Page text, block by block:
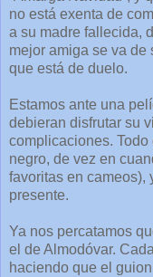
no está exenta de
a su madre fallecida,
mejor amiga se va de
que está de duelo.
Estamos ante una
debieran disfrutar su
complicaciones.
negro, de vez en
favoritas en cameos),
presente.
Ya nos percatamos
el de Almodóvar.
haciendo que el